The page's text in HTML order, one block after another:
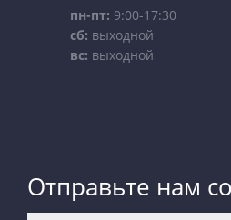
пн-пт: 9:00-17:30
сб: выходной
вс: выходной
Отправьте нам